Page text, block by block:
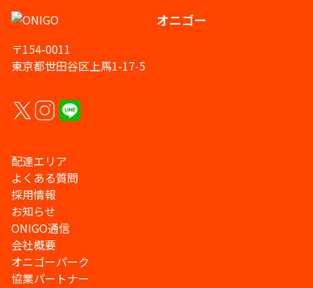
オニゴー
〒154-0011
東京都世田谷区上馬1-17-5
配達エリア
よくある質問
採用情報
お知らせ
ONIGO通信
会社概要
オニゴーパーク
協業パートナー